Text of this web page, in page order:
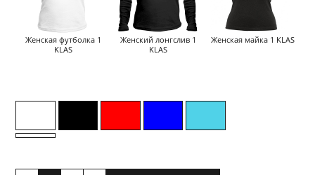
Женская футболка 1
KLAS
Женский лонгслив 1
KLAS
Женская майка 1 KLAS